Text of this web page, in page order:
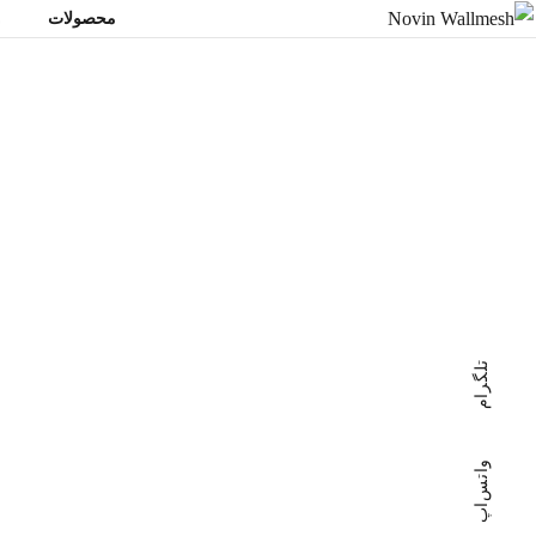
محصولات
تلگرام
واتس‌اپ